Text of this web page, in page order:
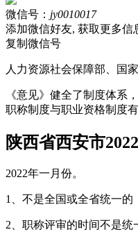
微信号： jy0010017
添加微信好友, 获取更多信
复制微信号
人力资源社会保障部、国
《意见》健全了制度体系
职称制度与职业资格制度有
陕西省西安市
2022年一月份。
1、不是全国或全省统一
2、职称评审的时间不是